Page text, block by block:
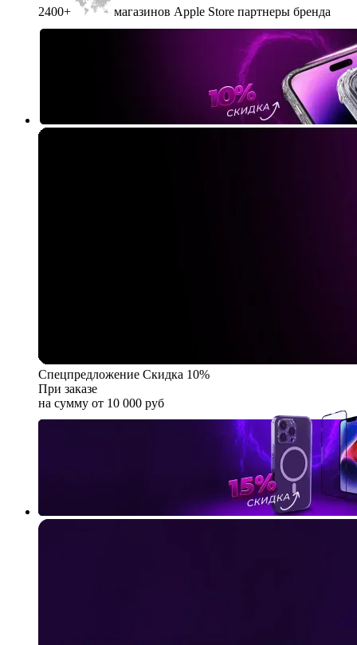
2400+
магазинов Apple Store партнеры бренда
Спецпредложение Скидка 10%
При заказе
на сумму от 10 000 руб